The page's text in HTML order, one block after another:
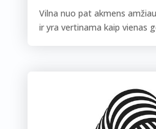
Vilna nuo pat akmens
ir yra vertinama kaip vienas